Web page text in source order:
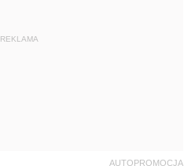
REKLAMA
AUTOPROMOCJA